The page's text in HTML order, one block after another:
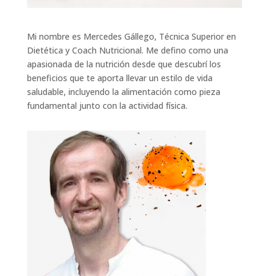
Mi nombre es Mercedes Gállego, Técnica Superior en
Dietética y Coach Nutricional. Me defino como una
apasionada de la nutrición desde que descubrí los
beneficios que te aporta llevar un estilo de vida
saludable, incluyendo la alimentación como pieza
fundamental junto con la actividad física.